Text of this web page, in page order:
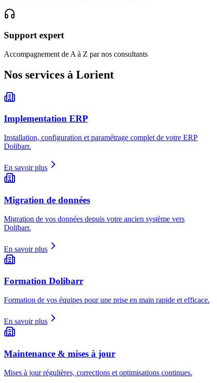
Support expert
Accompagnement de A à Z par nos consultants
Nos services à Lorient
Implementation ERP
Installation, configuration et paramétrage complet de votre ERP
Dolibarr.
En savoir plus
Migration de données
Migration de vos données depuis votre ancien système vers
Dolibarr.
En savoir plus
Formation Dolibarr
Formation de vos équipes pour une prise en main rapide et efficace.
En savoir plus
Maintenance & mises à jour
Mises à jour régulières, corrections et optimisations continues.